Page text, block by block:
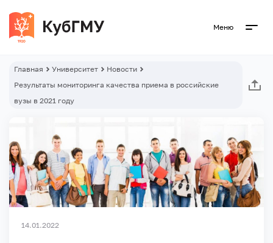
Меню
Главная Университет
Новости
Результаты мониторинга качества приема в российские
вузы в 2021 году
14.01.2022